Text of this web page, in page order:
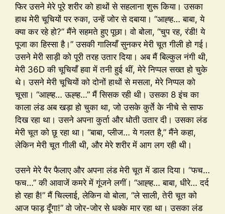
फिर उसने मेरे पूरे शरीर को हाथों से सहलाना शुरू किया। उसका
हाथ मेरी चूचियों पर रुका, उन्हें जोर से दबाया। “आह्ह… बाबा, ये
क्या कर रहे हो?” मैंने सहमते हुए पूछा। वो बोला, “चुप रह, रंडी! ये
पूजा का हिस्सा है।” उसकी गालियाँ सुनकर मेरी चूत गीली हो गई।
उसने मेरी साड़ी को पूरी तरह उतार दिया। अब मैं बिल्कुल नंगी थी,
मेरी 36D की चूचियाँ हवा में तनी हुई थीं, मेरे निप्पल सख्त हो चुके
थे। उसने मेरी चूचियों को दोनों हाथों से मसला, मेरे निप्पल को
चूसा। “आह्ह… ऊह्ह…” मैं सिसक रही थी। उसका 8 इंच का
काला लंड अब खड़ा हो चुका था, जो उसके कुर्ते के नीचे से साफ
दिख रहा था। उसने अपना कुर्ता और धोती उतार दी। उसका लंड
मेरी चूत को छू रहा था। “बाबा, प्लीज… ये गलत है,” मैंने कहा,
लेकिन मेरी चूत गीली थी, और मेरे शरीर में आग लग रही थी।
उसने मेरे पैर फैलाए और अपना लंड मेरी चूत में डाल दिया। “फच…
फच…” की आवाजें कमरे में गूंजने लगीं। “आह्ह… बाबा, धीरे… दर्द
हो रहा है!” मैं चिल्लाई, लेकिन वो बोला, “ले साली, तेरी चूत को
आज फाड़ दूँगा!” वो जोर-जोर से धक्के मार रहा था। उसका लंड